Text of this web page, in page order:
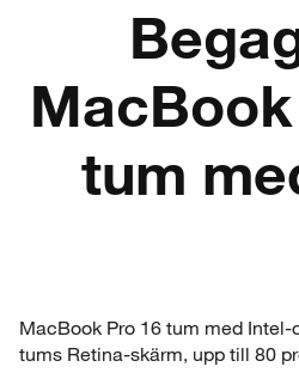
tum
MacBook Pro 16 tum med
tums Retina-skärm, upp till 80